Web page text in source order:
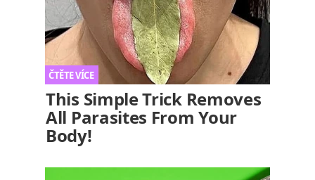
This Simple Trick Removes
All Parasites From Your
Body!